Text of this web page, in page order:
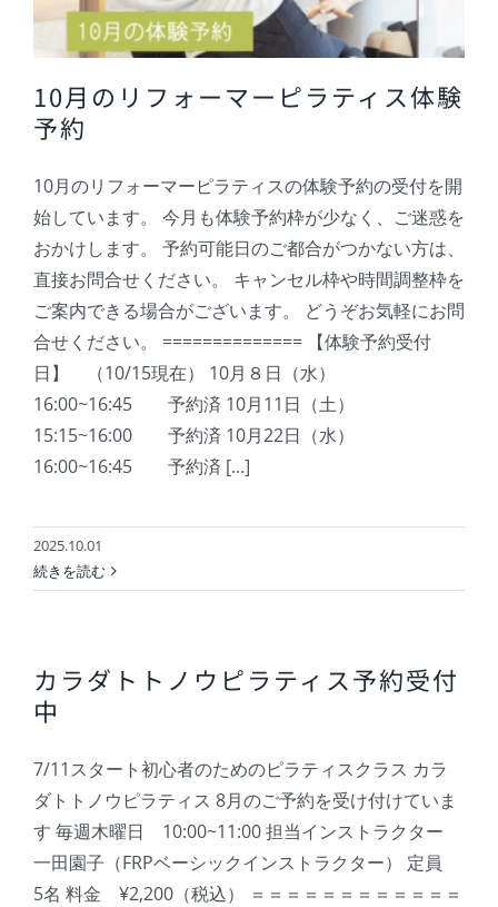
10月のリフォーマーピラティス体験
予約
10月のリフォーマーピラティスの体験予約の受付を開
始しています。 今月も体験予約枠が少なく、ご迷惑を
おかけします。 予約可能日のご都合がつかない方は、
直接お問合せください。 キャンセル枠や時間調整枠を
ご案内できる場合がございます。 どうぞお気軽にお問
合せください。 ============== 【体験予約受付
日】 （10/15現在） 10月８日（水）
16:00~16:45 予約済 10月11日（土）
15:15~16:00 予約済 10月22日（水）
16:00~16:45 予約済 [...]
2025.10.01
続きを読む
カラダトトノウピラティス予約受付
中
7/11スタート初心者のためのピラティスクラス カラ
ダトトノウピラティス 8月のご予約を受け付けていま
す 毎週木曜日 10:00~11:00 担当インストラクター
一田園子（FRPベーシックインストラクター） 定員
5名 料金 ¥2,200（税込） ＝＝＝＝＝＝＝＝＝＝＝＝